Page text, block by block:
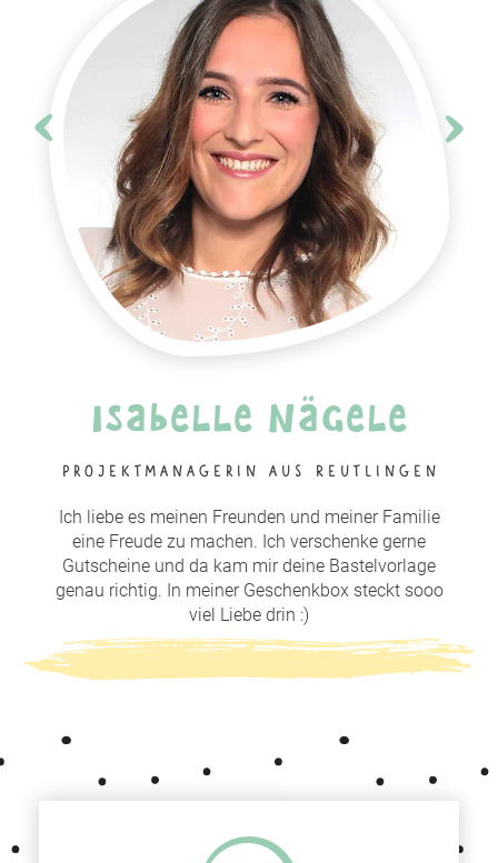
Isabelle Nägele
Projektmanagerin aus Reutlingen
Ich liebe es meinen Freunden und meiner Familie
eine Freude zu machen. Ich verschenke gerne
Gutscheine und da kam mir deine Bastelvorlage
genau richtig. In meiner Geschenkbox steckt sooo
viel Liebe drin :)